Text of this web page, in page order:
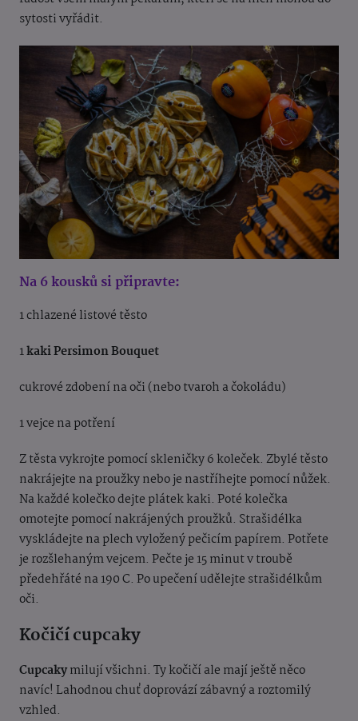
sytosti vyřádit.
Na 6 kousků si připravte:
1 chlazené listové těsto
1kaki Persimon Bouquet
cukrové zdobení na oči (nebo tvaroh a čokoládu)
1 vejce na potření
Z těsta vykrojte pomocí skleničky 6 koleček. Zbylé těsto
nakrájejte na proužky nebo je nastříhejte pomocí nůžek.
Na každé kolečko dejte plátek kaki. Poté kolečka
omotejte pomocínakrájených proužků. Strašidélka
vyskládejte na plech vyložený pečicím papírem. Potřete
je rozšlehaným vejcem. Pečte je 15 minut v troubě
předehřáté na 190 C. Po upečení udělejte strašidélkům
oči.
Kočičí cupcaky
Cupcakymilují všichni. Ty kočičí ale mají ještě něco
navíc! Lahodnou chuť doprovází zábavný a roztomilý
vzhled.